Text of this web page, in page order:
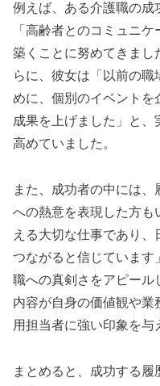
例えば、ある介護職の
「高齢者とのコミュニ
築くことに努めてきまし
らに、彼女は「以前の
めに、個別のイベントを
成果を上げました」と、
高めていました。
また、成功者の中には
への熱意を表現した方も
える大切な仕事であり
つながると信じています
職への真剣さをアピール
内容が自身の価値観や
用担当者に強い印象を与
まとめると、成功する履